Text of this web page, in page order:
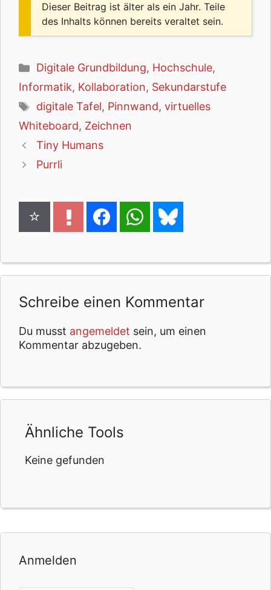
Dieser Beitrag ist älter als ein Jahr. Teile
des Inhalts können bereits veraltet sein.
Kategorien
Digitale Grundbildung, Hochschule,
Informatik, Kollaboration, Sekundarstufe
Schlagwörter
digitale Tafel, Pinnwand, virtuelles
Whiteboard, Zeichnen
Tiny Humans
Purrli
Schreibe einen Kommentar
Du musst angemeldet sein, um einen
Kommentar abzugeben.
Ähnliche Tools
Keine gefunden
Anmelden